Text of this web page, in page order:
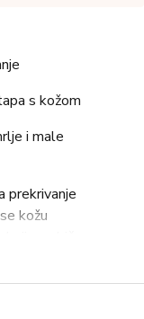
s kožom
i male
prekrivanje
kožu
su obično
elastičnosti